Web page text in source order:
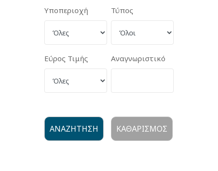
Υποπεριοχή Τύπος
Εύρος Τιμής Αναγνωριστικό
ΑΝΑΖΗΤΗΣΗ ΚΑΘΑΡΙΣΜΟΣ